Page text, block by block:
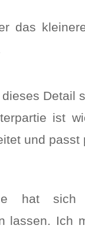
das
Detail
ist
und passt
hat sich
lassen. Ich